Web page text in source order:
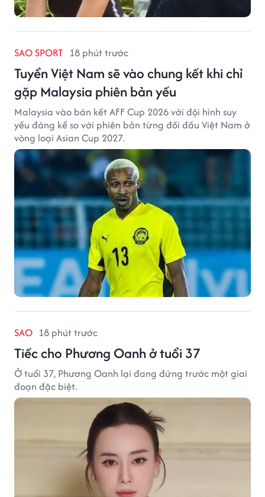
SAO SPORT 18 phút trước
Tuyển Việt Nam sẽ vào chung kết khi chỉ
gặp Malaysia phiên bản yếu
Malaysia vào bán kết AFF Cup 2026 với đội hình suy
yếu đáng kể so với phiên bản từng đối đầu Việt Nam ở
vòng loại Asian Cup 2027.
SAO 18 phút trước
Tiếc cho Phương Oanh ở tuổi 37
Ở tuổi 37, Phương Oanh lại đang đứng trước một giai
đoạn đặc biệt.